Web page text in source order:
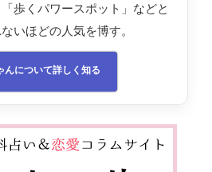
歩くパワースポット」などと
いほどの人気を博す。
んについて詳しく知る